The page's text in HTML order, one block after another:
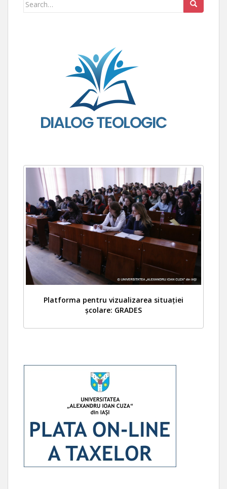
Platforma pentru vizualizarea situației
școlare: GRADES